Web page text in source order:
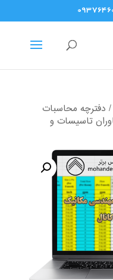
دفترچه محاسبات
تاسیسات و